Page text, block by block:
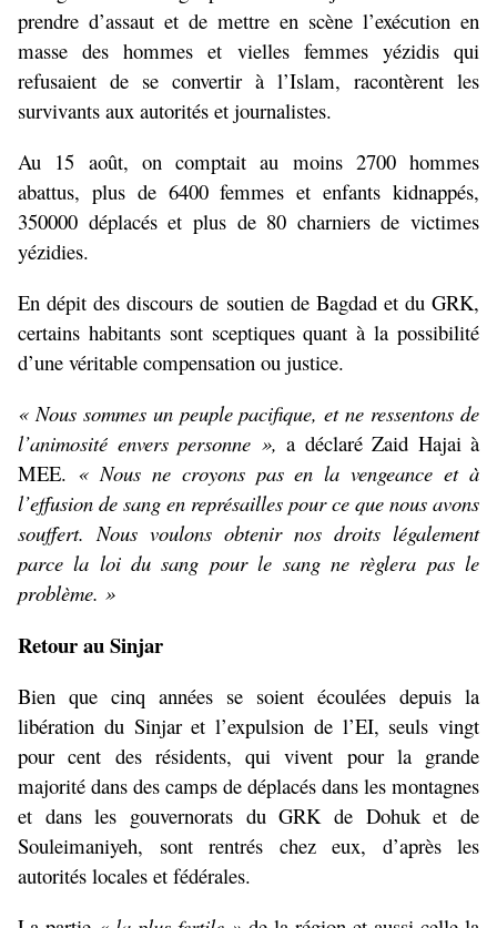
prendre d’assaut et de mettre en scène l’exécution en
masse des hommes et vielles femmes yézidis qui
refusaient de se convertir à l’Islam, racontèrent les
survivants aux autorités et journalistes.
Au 15 août, on comptait au moins 2700 hommes
abattus, plus de 6400 femmes et enfants kidnappés,
350000 déplacés et plus de 80 charniers de victimes
yézidies.
En dépit des discours de soutien de Bagdad et du GRK,
certains habitants sont sceptiques quant à la possibilité
d’une véritable compensation ou justice.
« Nous sommes un peuple pacifique, et ne ressentons de
l’animosité envers personne », a déclaré Zaid Hajai à
MEE. « Nous ne croyons pas en la vengeance et à
l’effusion de sang en représailles pour ce que nous avons
souffert. Nous voulons obtenir nos droits légalement
parce la loi du sang pour le sang ne règlera pas le
problème. »
Retour au Sinjar
Bien que cinq années se soient écoulées depuis la
libération du Sinjar et l’expulsion de l’EI, seuls vingt
pour cent des résidents, qui vivent pour la grande
majorité dans des camps de déplacés dans les montagnes
et dans les gouvernorats du GRK de Dohuk et de
Souleimaniyeh, sont rentrés chez eux, d’après les
autorités locales et fédérales.